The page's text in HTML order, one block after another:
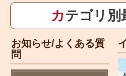
カテゴリ
お知らせ/よくある質
問